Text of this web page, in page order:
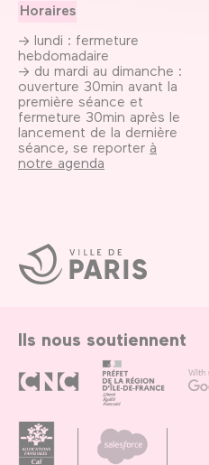
Ville
de
Paris
Horaires
→ lundi : fermeture
hebdomadaire
→ du mardi au dimanche :
ouverture 30min avant la
première séance et
fermeture 30min après le
lancement de la dernière
séance, se reporter à
notre agenda
Ils nous soutiennent